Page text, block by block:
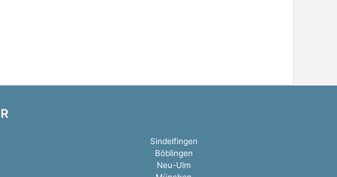
Sindelfingen
Böblingen
Neu-Ulm